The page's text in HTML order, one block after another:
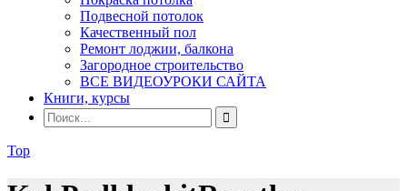
Подвесной потолок
Качественный пол
Ремонт лоджии, балкона
Загородное строительство
ВСЕ ВИДЕОУРОКИ САЙТА
Книги, курсы
Top